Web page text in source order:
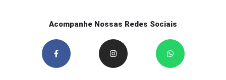
Acompanhe Nossas Redes Sociais